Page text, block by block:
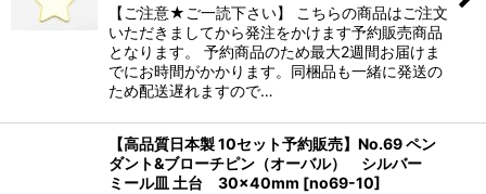
【ご注意★ご一読下さい】 こちらの商品はご注文
いただきましてから発注をかけます予約販売商品
となります。 予約商品のため最大2週間お届けま
でにお時間がかかります。同梱品も一緒に発送の
ため配送遅れますので…
【高品質日本製 10セット予約販売】No.69 ペン
ダント&ブローチピン（オーバル） シルバー
ミール皿 土台 30×40mm [no69-10]